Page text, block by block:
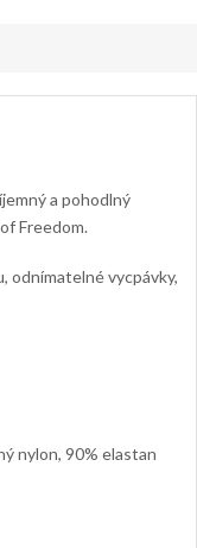
a pohodlný
Freedom.
odnímatelné vycpávky,
nylon, 90% elastan